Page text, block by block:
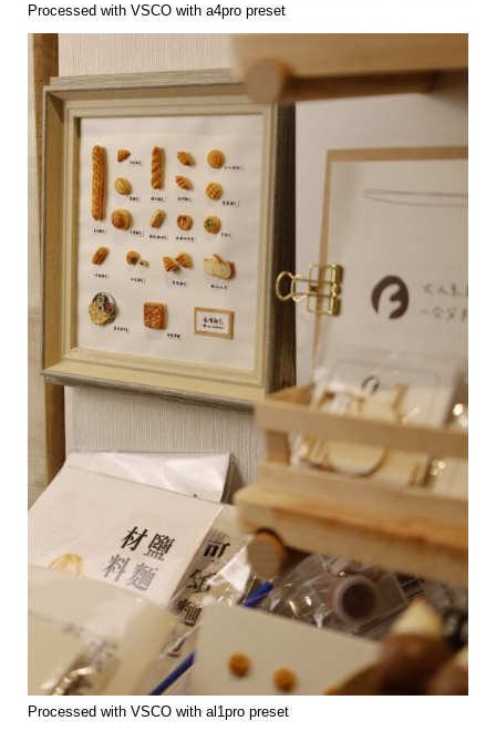
Processed with VSCO with a4pro preset
Processed with VSCO with al1pro preset